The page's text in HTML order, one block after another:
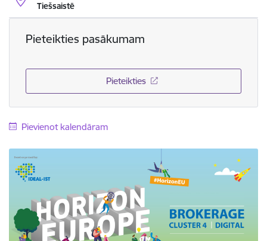
Tiešsaistē
Pieteikties pasākumam
Pieteikties
Pievienot kalendāram